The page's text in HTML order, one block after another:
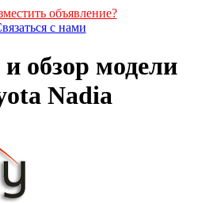
объявление?
с нами
обзор модели
Nadia